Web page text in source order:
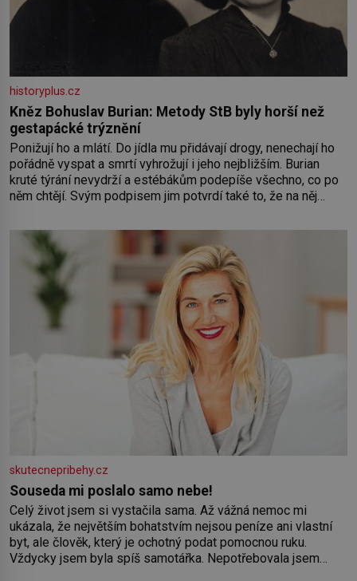
historyplus.cz
Kněz Bohuslav Burian: Metody StB byly horší než
gestapácké trýznění
Ponižují ho a mlátí. Do jídla mu přidávají drogy, nenechají ho
pořádně vyspat a smrtí vyhrožují i jeho nejbližším. Burian
kruté týrání nevydrží a estébákům podepíše všechno, co po
něm chtějí. Svým podpisem jim potvrdí také to, že na něj
Syn brněnského řezníka chce být knězem a
skutecnepribehy.cz
Souseda mi poslalo samo nebe!
Celý život jsem si vystačila sama. Až vážná nemoc mi
ukázala, že největším bohatstvím nejsou peníze ani vlastní
byt, ale člověk, který je ochotný podat pomocnou ruku.
Vždycky jsem byla spíš samotářka. Nepotřebovala jsem